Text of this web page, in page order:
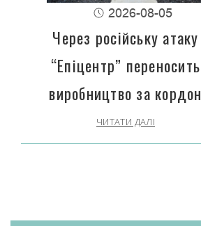
2026-08-05
Через російську атаку
“Епіцентр” переносить
виробництво за кордон
ЧИТАТИ ДАЛІ